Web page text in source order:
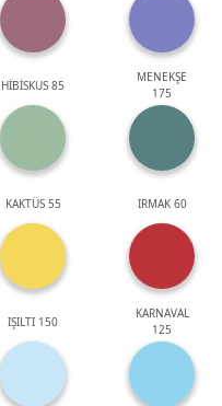
HİBİSKUS 85
MENEKŞE
175
KAKTÜS 55 IRMAK 60
IŞILTI 150
KARNAVAL
125